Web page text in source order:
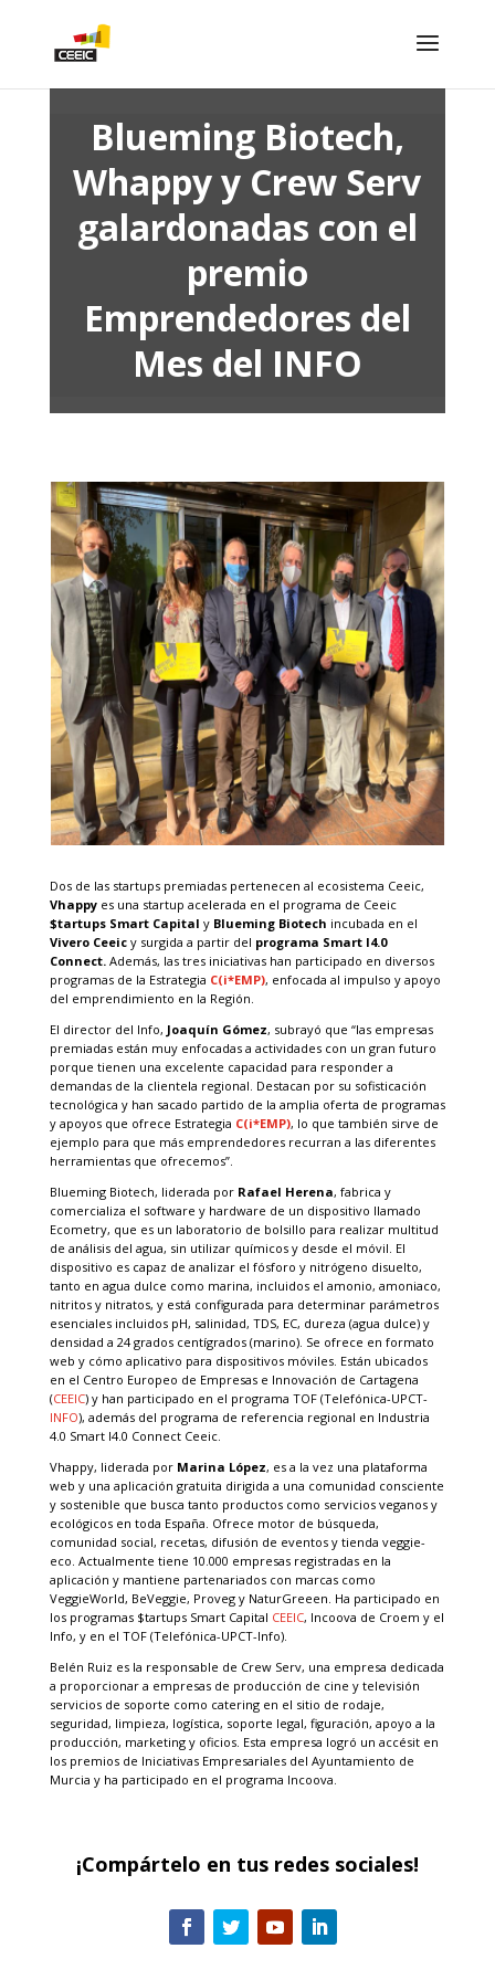
Blueming Biotech,
Whappy y Crew Serv
galardonadas con el
premio
Emprendedores del
Mes del INFO
Dos de las startups premiadas pertenecen al ecosistema Ceeic,
Vhappy es una startup acelerada en el programa de Ceeic
$tartups Smart Capital y Blueming Biotech incubada en el
Vivero Ceeicy surgida a partir del programa Smart I4.0
Connect.Además, las tres iniciativas han participado en diversos
programas de la Estrategia C(i*EMP), enfocada al impulso y apoyo
del emprendimiento en la Región.
El director del Info, Joaquín Gómez, subrayó que “las empresas
premiadas están muy enfocadas a actividades con un gran futuro
porque tienen una excelente capacidad para responder a
demandas de la clientela regional. Destacan por su sofisticación
tecnológica y han sacado partido de la amplia oferta de programas
y apoyos que ofrece Estrategia C(i*EMP), lo que también sirve de
ejemplo para que más emprendedores recurran a las diferentes
herramientas que ofrecemos”.
Blueming Biotech, liderada por Rafael Herena, fabrica y
comercializa el software y hardware de un dispositivo llamado
Ecometry, que es un laboratorio de bolsillo para realizar multitud
de análisis del agua, sin utilizar químicos y desde el móvil. El
dispositivo es capaz de analizar el fósforo y nitrógeno disuelto,
tanto en agua dulce como marina, incluidos el amonio, amoniaco,
nitritos y nitratos, y está configurada para determinar parámetros
esenciales incluidos pH, salinidad, TDS, EC, dureza (agua dulce) y
densidad a 24 grados centígrados (marino). Se ofrece en formato
web y cómo aplicativo para dispositivos móviles. Están ubicados
en el Centro Europeo de Empresas e Innovación de Cartagena
(CEEIC) y han participado en el programa TOF (Telefónica-UPCT-
INFO), además del programa de referencia regional en Industria
4.0 Smart I4.0 Connect Ceeic.
Vhappy, liderada por Marina López, es a la vez una plataforma
web y una aplicación gratuita dirigida a una comunidad consciente
y sostenible que busca tanto productos como servicios veganos y
ecológicos en toda España. Ofrece motor de búsqueda,
comunidad social, recetas, difusión de eventos y tienda veggie-
eco. Actualmente tiene 10.000 empresas registradas en la
aplicación y mantiene partenariados con marcas como
VeggieWorld, BeVeggie, Proveg y NaturGreeen. Ha participado en
los programas $tartups Smart Capital CEEIC, Incoova de Croem y el
Info, y en el TOF (Telefónica-UPCT-Info).
Belén Ruiz es la responsable de Crew Serv, una empresa dedicada
a proporcionar a empresas de producción de cine y televisión
servicios de soporte como catering en el sitio de rodaje,
seguridad, limpieza, logística, soporte legal, figuración, apoyo a la
producción, marketing y oficios. Esta empresa logró un accésit en
los premios de Iniciativas Empresariales del Ayuntamiento de
Murcia y ha participado en el programa Incoova.
¡Compártelo en tus redes sociales!